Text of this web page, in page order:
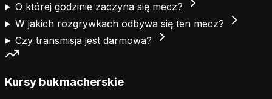
O której godzinie zaczyna się mecz?
W jakich rozgrywkach odbywa się ten mecz?
Czy transmisja jest darmowa?
Kursy bukmacherskie